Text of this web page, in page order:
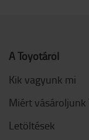
A Toyotáról
Kik vagyunk mi
Miért vásároljunk
Letöltések